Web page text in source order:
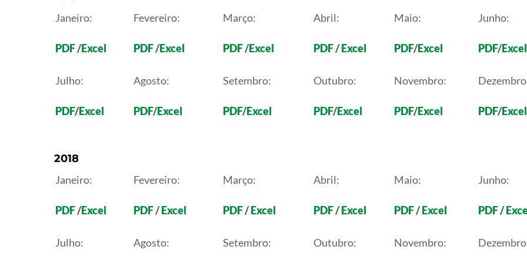
Janeiro:
PDF/Excel
Fevereiro:
PDF/Excel
Março:
PDF/Excel
Abril:
PDF/Excel
Maio:
PDF/Excel
Junho:
PDF/Excel
Julho:
PDF/Excel
Agosto:
PDF/Excel
Setembro:
PDF/Excel
Outubro:
PDF/Excel
Novembro:
PDF/Excel PDF/Excel
2018
Janeiro:
PDF/Excel
Fevereiro:
PDF/Excel
Março:
PDF/Excel
Abril:
PDF/Excel
Maio:
PDF/Excel
Junho:
PDF/
Julho: Agosto: Setembro: Outubro: Novembro: